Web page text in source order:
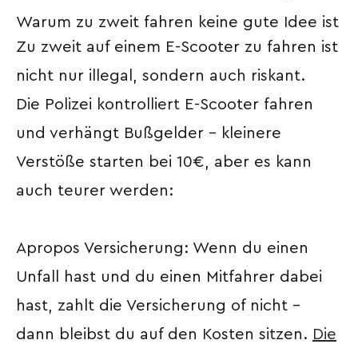
Warum zu zweit fahren keine gute Idee ist
Zu zweit auf einem E-Scooter zu fahren ist
nicht nur illegal, sondern auch riskant.
Die Polizei kontrolliert E-Scooter fahren
und verhängt Bußgelder – kleinere
Verstöße starten bei 10€, aber es kann
auch teurer werden:
Apropos Versicherung: Wenn du einen
Unfall hast und du einen Mitfahrer dabei
hast, zahlt die Versicherung of nicht –
dann bleibst du auf den Kosten sitzen. Die